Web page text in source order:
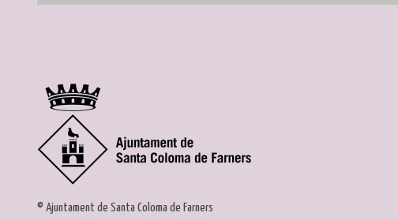
© Ajuntament de Santa Coloma de Farners